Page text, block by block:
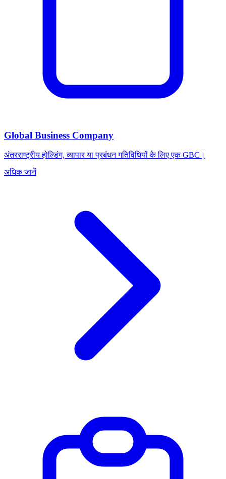
Global Business Company
अंतरराष्ट्रीय होल्डिंग, व्यापार या प्रबंधन गतिविधियों के लिए एक GBC।
अधिक जानें